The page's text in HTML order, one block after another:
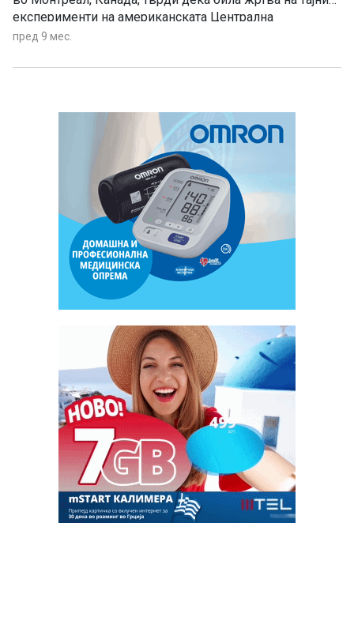
експерименти на американската Централна
разузнавачка агенција (ЦИА) и поради тоа покрена
пред 9 мес.